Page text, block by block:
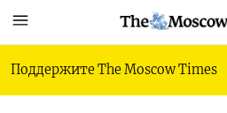
Поддержите The Moscow Times